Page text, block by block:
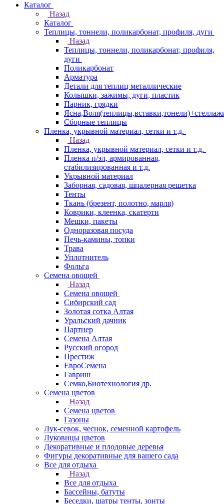
Каталог
Назад
Каталог
Теплицы, тоннели, поликарбонат, профиля, дуги
Назад
Теплицы, тоннели, поликарбонат, профиля,
дуги
Поликарбонат
Арматура
Детали для теплиц металлические
Колышки, зажимы, дуги, пластик
Парник, грядки
Сборные теплицы
Пленка, укрывной материал, сетки и т.д.
Назад
Пленка, укрывной материал, сетки и т.д.
Пленка п/эл, армированная,
стабилизированная и т.д.
Укрывной материал
Заборная, садовая, шпалерная решетка
Тенты
Ткань (брезент, полотно, марля)
Коврики, клеенка, скатерти
Мешки, пакеты
Одноразовая посуда
Печь-камины, топки
Трава
Уплотнитель
Фольга
Семена овощей
Назад
Семена овощей
Сибирский сад
Золотая сотка Алтая
Уральский дачник
Партнер
Семена Алтая
Русский огород
Престиж
ЕвроСемена
Гавриш
Семко,Биотехнология др.
Семена цветов
Назад
Семена цветов
Газоны
Лук-севок, чеснок, семенной картофель
Луковицы цветов
Декоративные и плодовые деревья
Фигуры декоративные для вашего сада
Все для отдыха
Назад
Все для отдыха
Бассейны, батуты
Беседки, шатры тенты, зонты